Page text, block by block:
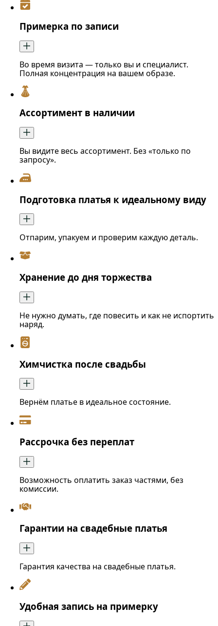
Примерка по записи
Во время визита — только вы и специалист.
Полная концентрация на вашем образе.
Ассортимент в наличии
Вы видите весь ассортимент. Без «только по
запросу».
Подготовка платья к идеальному виду
Отпарим, упакуем и проверим каждую деталь.
Хранение до дня торжества
Не нужно думать, где повесить и как не испортить
наряд.
Химчистка после свадьбы
Вернём платье в идеальное состояние.
Рассрочка без переплат
Возможность оплатить заказ частями, без
комиссии.
Гарантии на свадебные платья
Гарантия качества на свадебные платья.
Удобная запись на примерку